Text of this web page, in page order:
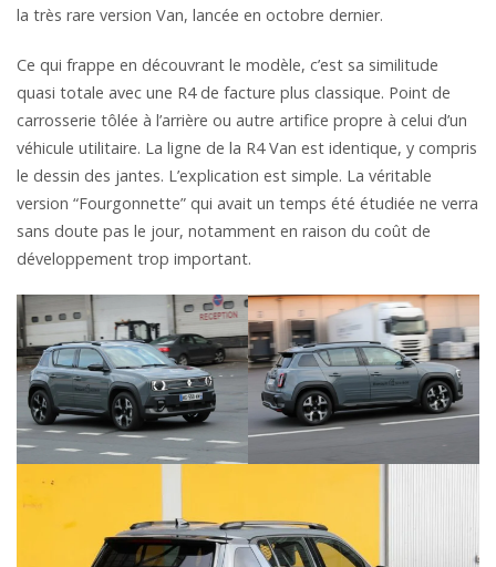
la très rare version Van, lancée en octobre dernier.
Ce qui frappe en découvrant le modèle, c’est sa similitude
quasi totale avec une R4 de facture plus classique. Point de
carrosserie tôlée à l’arrière ou autre artifice propre à celui d’un
véhicule utilitaire. La ligne de la R4 Van est identique, y compris
le dessin des jantes. L’explication est simple. La véritable
version “Fourgonnette” qui avait un temps été étudiée ne verra
sans doute pas le jour, notamment en raison du coût de
développement trop important.